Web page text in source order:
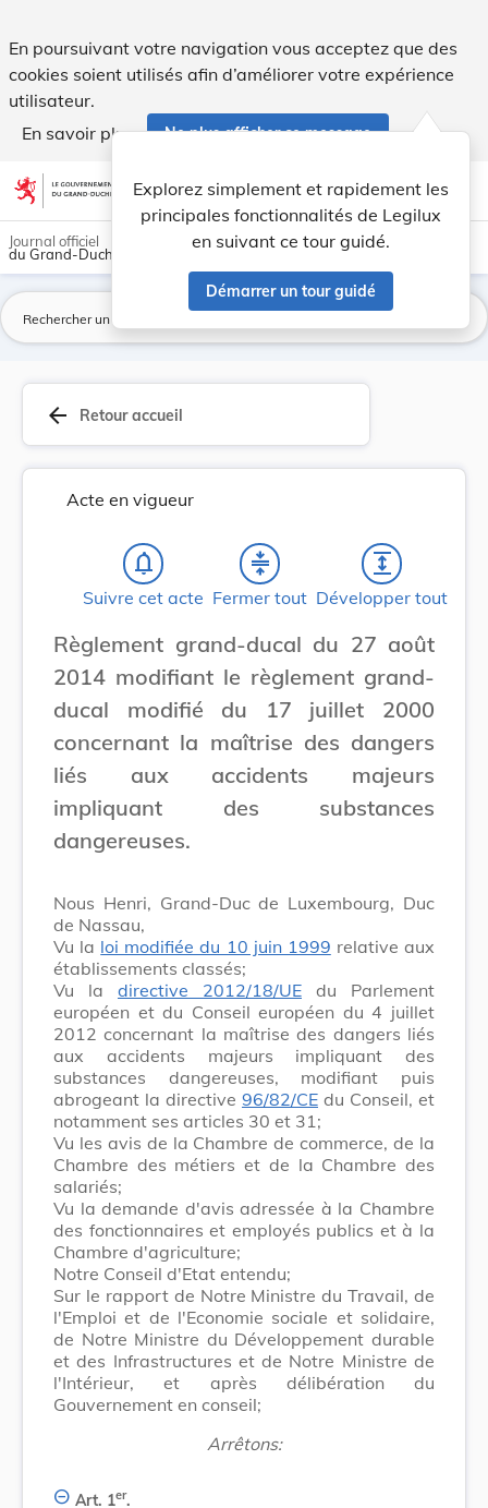
En poursuivant votre navigation vous acceptez que des
cookies soient utilisés afin d’améliorer votre expérience
utilisateur.
En savoir plus
Ne plus afficher ce message
Aller au contenu account_circle help Aide
Explorez simplement et rapidement les
principales fonctionnalités de Legilux
en suivant ce tour guidé.
Démarrer un tour guidé
light_mode dark_mode
Journal officiel
du Grand-Duché de Luxembourg
arrow_back Retour accueil
Acte en vigueur
notifications_none
Suivre cet acte
compress
Fermer tout
expand
Développer tout
Règlement grand-ducal du 27 août
2014 modifiant le règlement grand-
ducal modifié du 17 juillet 2000
concernant la maîtrise des dangers
liés aux accidents majeurs
impliquant des substances
dangereuses.
Nous Henri, Grand-Duc de Luxembourg, Duc
de Nassau,
Vu la loi modifiée du 10 juin 1999 relative aux
établissements classés;
Vu la directive 2012/18/UE du Parlement
européen et du Conseil européen du 4 juillet
2012 concernant la maîtrise des dangers liés
aux accidents majeurs impliquant des
substances dangereuses, modifiant puis
abrogeant la directive 96/82/CE du Conseil, et
notamment ses articles 30 et 31;
Vu les avis de la Chambre de commerce, de la
Chambre des métiers et de la Chambre des
salariés;
Vu la demande d'avis adressée à la Chambre
des fonctionnaires et employés publics et à la
Chambre d'agriculture;
Notre Conseil d'Etat entendu;
Sur le rapport de Notre Ministre du Travail, de
l'Emploi et de l'Economie sociale et solidaire,
de Notre Ministre du Développement durable
et des Infrastructures et de Notre Ministre de
l'Intérieur, et après délibération du
Gouvernement en conseil;
Arrêtons:
Art. 1er.